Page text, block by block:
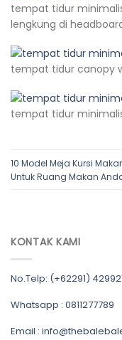
KONTAK KAMI
No.Telp: (+62291)
Whatsapp : 0811277789
Email :
tempat tidur
lengkung di
tempat tidur canopy
tempat tidur
10 Model Meja Kursi
Untuk Ruang Makan